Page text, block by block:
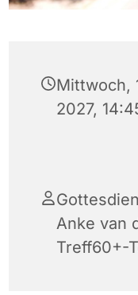
Mittwoch,
2027,
Anke van
Treff60+-